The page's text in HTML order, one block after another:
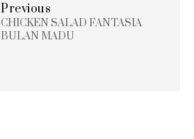
Previous
CHICKEN SALAD FANTASIA
BULAN MADU